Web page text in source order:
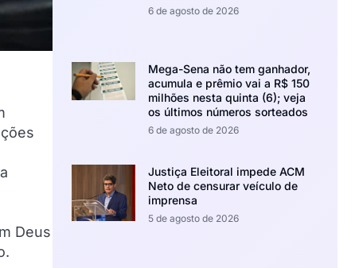
Deus
6 de agosto de 2026
Mega-Sena não tem ganhador,
acumula e prêmio vai a R$ 150
milhões nesta quinta (6); veja
os últimos números sorteados
6 de agosto de 2026
Justiça Eleitoral impede ACM
Neto de censurar veículo de
imprensa
5 de agosto de 2026